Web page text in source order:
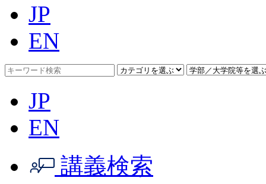
JP
EN
JP
EN
講義検索